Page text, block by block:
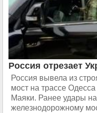
Россия отрезает
Россия вывела из
мост на трассе
Маяки. Ранее удары
железнодорожному